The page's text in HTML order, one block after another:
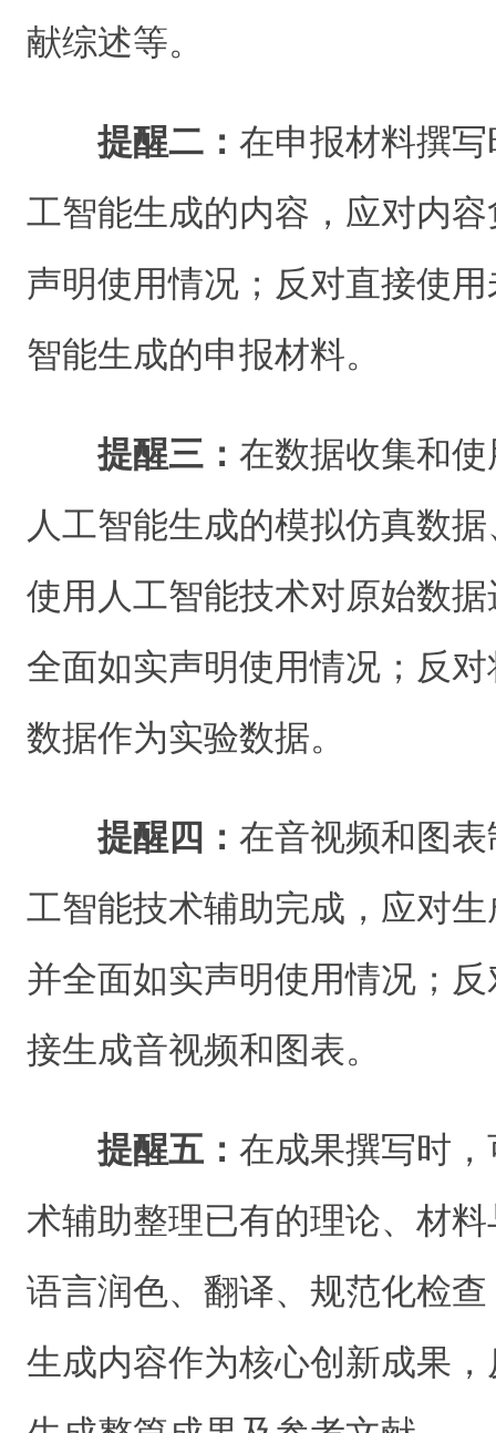
献综述等。
提醒二： 在申报材料撰
工智能生成的内容，应对内
声明使用情况；反对直接使
智能生成的申报材料。
提醒三： 在数据收集和
人工智能生成的模拟仿真数
使用人工智能技术对原始数
全面如实声明使用情况；反
数据作为实验数据。
提醒四： 在音视频和图
工智能技术辅助完成，应对
并全面如实声明使用情况；
接生成音视频和图表。
提醒五： 在成果撰写时
术辅助整理已有的理论、材
语言润色、翻译、规范化检
生成内容作为核心创新成果